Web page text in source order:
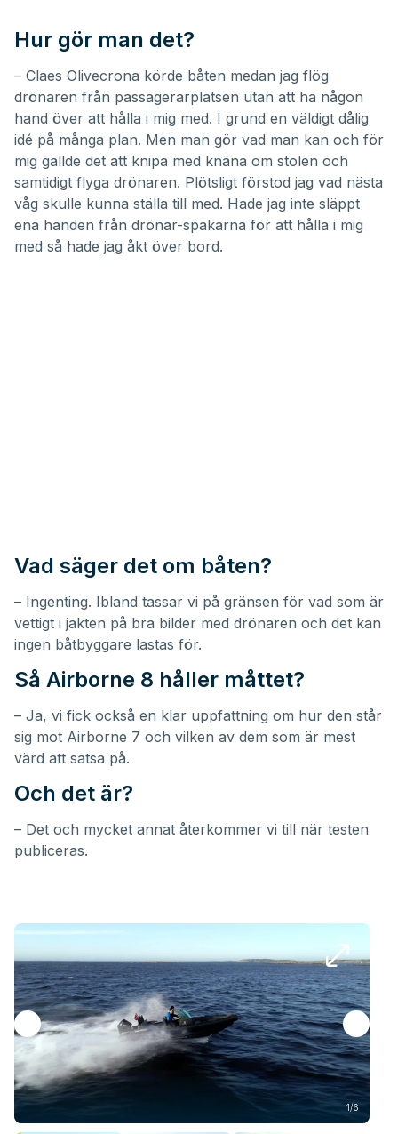
Hur gör man det?
– Claes Olivecrona körde båten medan jag flög
drönaren från passagerarplatsen utan att ha någon
hand över att hålla i mig med. I grund en väldigt dålig
idé på många plan. Men man gör vad man kan och för
mig gällde det att knipa med knäna om stolen och
samtidigt flyga drönaren. Plötsligt förstod jag vad nästa
våg skulle kunna ställa till med. Hade jag inte släppt
ena handen från drönar-spakarna för att hålla i mig
med så hade jag åkt över bord.
Vad säger det om båten?
– Ingenting. Ibland tassar vi på gränsen för vad som är
vettigt i jakten på bra bilder med drönaren och det kan
ingen båtbyggare lastas för.
Så Airborne 8 håller måttet?
– Ja, vi fick också en klar uppfattning om hur den står
sig mot Airborne 7 och vilken av dem som är mest
värd att satsa på.
Och det är?
– Det och mycket annat återkommer vi till när testen
publiceras.
1/6